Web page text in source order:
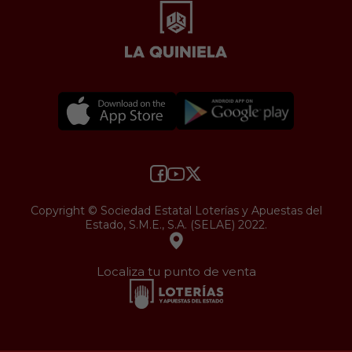
Copyright © Sociedad Estatal Loterías y Apuestas del
Estado, S.M.E., S.A. (SELAE) 2022.
Localiza tu punto de venta